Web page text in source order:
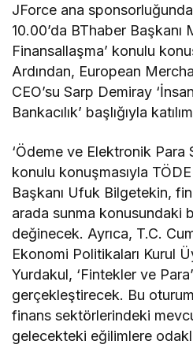
JForce ana
10.00’da BThaber Başkanı
Finansallaşma’ konulu
Ardından, European
CEO’su Sarp Demiray
Bankacılık’ başlığıyla
‘Ödeme ve Elektronik Para
konulu konuşmasıyla
Başkanı Ufuk Bilgetekin,
arada sunma konusundaki
değinecek. Ayrıca, T.C.
Ekonomi Politikaları Kurul
Yurdakul, ‘Fintekler ve
gerçekleştirecek. Bu
finans sektörlerindeki
gelecekteki eğilimlere